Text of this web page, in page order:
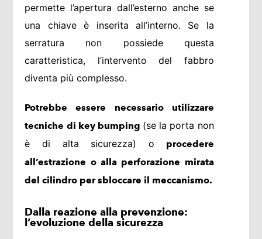
permette l’apertura dall’esterno anche se
una chiave è inserita all’interno. Se la
serratura non possiede questa
caratteristica, l’intervento del fabbro
diventa più complesso.
Potrebbe essere necessario utilizzare
tecniche di key bumping (se la porta non
è di alta sicurezza) o procedere
all’estrazione o alla perforazione mirata
del cilindro per sbloccare il meccanismo.
Dalla reazione alla prevenzione:
l’evoluzione della sicurezza